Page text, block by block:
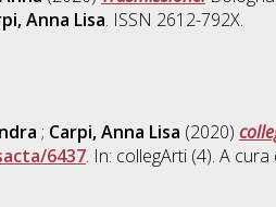
Anna Lisa. ISSN 2612-792X.
; Carpi, Anna Lisa (2020)
6437. In: collegArti (4). A cura